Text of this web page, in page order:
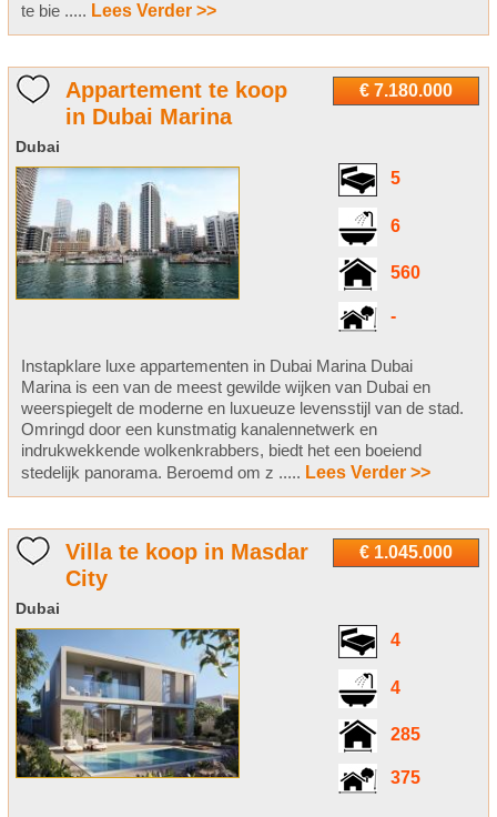
te bie ..... Lees Verder >>
€ 7.180.000
Appartement te koop
in Dubai Marina
Dubai
5
6
560
-
Instapklare luxe appartementen in Dubai Marina Dubai
Marina is een van de meest gewilde wijken van Dubai en
weerspiegelt de moderne en luxueuze levensstijl van de stad.
Omringd door een kunstmatig kanalennetwerk en
indrukwekkende wolkenkrabbers, biedt het een boeiend
stedelijk panorama. Beroemd om z ..... Lees Verder >>
€ 1.045.000
Villa te koop in Masdar
City
Dubai
4
4
285
375